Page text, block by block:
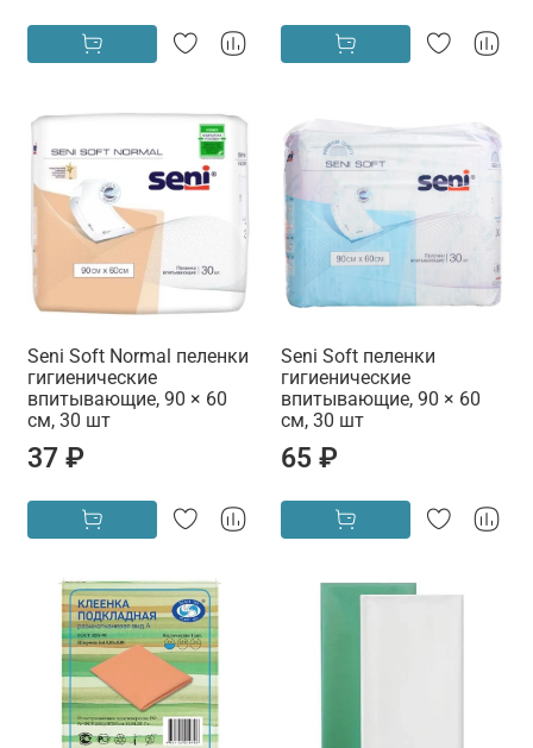
Seni Soft Normal пеленки
гигиенические
впитывающие, 90 × 60
см, 30 шт
37 ₽
Seni Soft пеленки
гигиенические
впитывающие, 90 × 60
см, 30 шт
65 ₽